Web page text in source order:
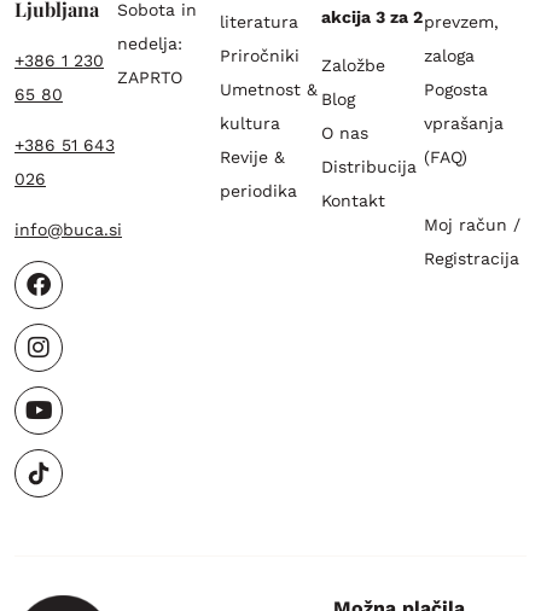
Ljubljana
+386 1 230
65 80
+386 51 643
026
info@buca.si
Sobota in
nedelja:
ZAPRTO
literatura
Priročniki
Umetnost &
kultura
Revije &
periodika
akcija 3 za 2
Založbe
Blog
O nas
Distribucija
Kontakt
prevzem,
zaloga
Pogosta
vprašanja
(FAQ)
Moj račun /
Registracija